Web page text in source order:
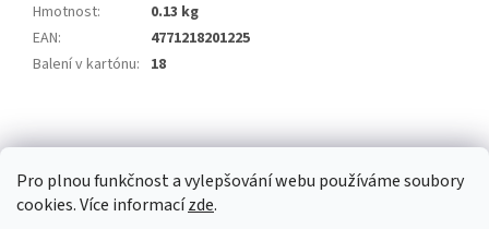
Pro plnou funkčnost a vylepšování webu používáme soubory
cookies. Více informacízde.
Hmotnost:
0.13 kg
EAN:
4771218201225
Balení v kartónu: 18
á